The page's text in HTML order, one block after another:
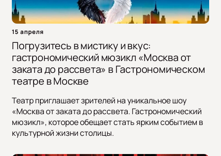
15 апреля
Погрузитесь в мистику и вкус:
гастрономический мюзикл «Москва от
заката до рассвета» в Гастрономическом
театре в Москве
Театр приглашает зрителей на уникальное шоу
«Москва от заката до рассвета. Гастрономический
мюзикл», которое обещает стать ярким событием в
культурной жизни столицы.